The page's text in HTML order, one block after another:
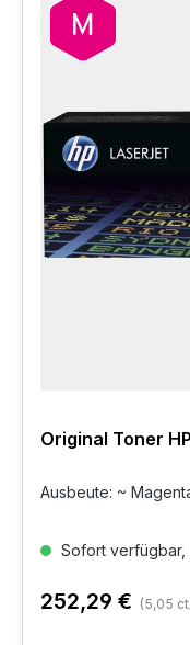
Original Toner
Ausbeute: ~
Sofort verfügbar,
252,29 € (5,05